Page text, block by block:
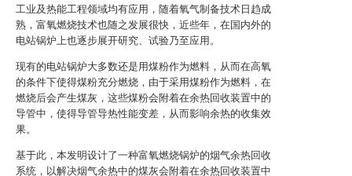
工业及热能工程领域均有应用，随着氧气制备技术日趋成
熟，富氧燃烧技术也随之发展很快，近些年，在国内外的
电站锅炉上也逐步展开研究、试验乃至应用。
现有的电站锅炉大多数还是用煤粉作为燃料，从而在高氧
的条件下使得煤粉充分燃烧，由于采用煤粉作为燃料，在
燃烧后会产生煤灰，这些煤粉会附着在余热回收装置中的
导管中，使得导管导热性能变差，从而影响余热的收集效
果。
基于此，本发明设计了一种富氧燃烧锅炉的烟气余热回收
系统，以解决烟气余热中的煤灰会附着在余热回收装置中